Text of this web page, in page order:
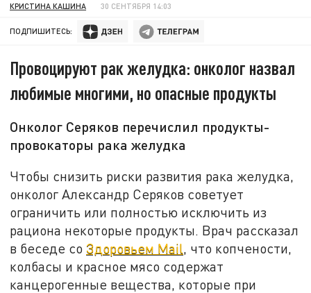
КРИСТИНА КАШИНА 30 СЕНТЯБРЯ 14:03
ПОДПИШИТЕСЬ:
Провоцируют рак желудка: онколог назвал
любимые многими, но опасные продукты
Онколог Серяков перечислил продукты-
провокаторы рака желудка
Чтобы снизить риски развития рака желудка,
онколог Александр Серяков советует
ограничить или полностью исключить из
рациона некоторые продукты. Врач рассказал
в беседе со Здоровьем Mail, что копчености,
колбасы и красное мясо содержат
канцерогенные вещества, которые при